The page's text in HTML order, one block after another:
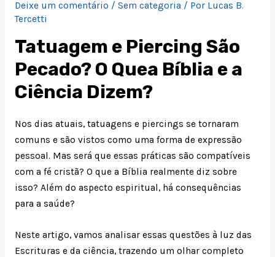
Deixe um comentário / Sem categoria / Por Lucas B.
Tercetti
Tatuagem e Piercing São
Pecado? O Quea Bíblia e a
Ciência Dizem?
Nos dias atuais, tatuagens e piercings se tornaram
comuns e são vistos como uma forma de expressão
pessoal. Mas será que essas práticas são compatíveis
com a fé cristã? O que a Bíblia realmente diz sobre
isso? Além do aspecto espiritual, há consequências
para a saúde?
Neste artigo, vamos analisar essas questões à luz das
Escrituras e da ciência, trazendo um olhar completo